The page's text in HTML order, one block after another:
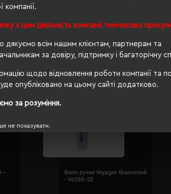
компанії.
з цим діяльність компанії тимчасово
дякуємо всім нашим клієнтам, партнерам та
за довіру, підтримку і багаторічну
щодо відновлення роботи компанії та
опубліковано на цьому сайті додатково.
за розуміння.
не показувати.
-
Віяло ручне Voyager блакитний
- V6280-23